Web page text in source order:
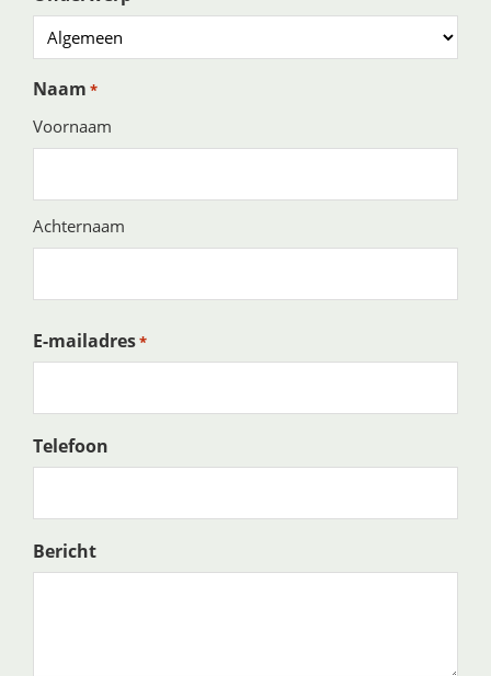
Naam *
Voornaam
Achternaam
E-mailadres*
Telefoon
Bericht